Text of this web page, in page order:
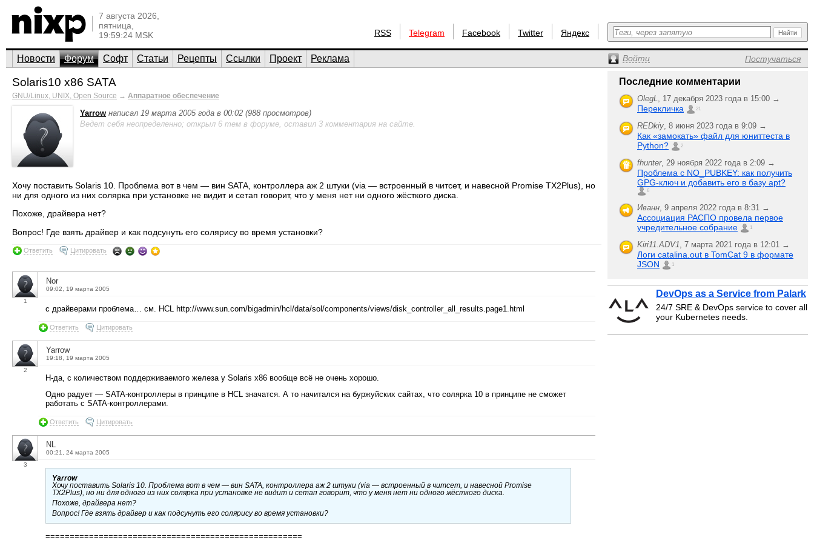
7 августа 2026,
пятница,
19:59:24 MSK
RSS Telegram Facebook Twitter Яндекс
Новости Форум Софт Статьи Рецепты Ссылки Проект Реклама Войти Постучаться
Solaris10 x86 SATA
GNU/Linux, UNIX, Open Source → Аппаратное обеспечение
Yarrow написал 19 марта 2005 года в 00:02 (988 просмотров)
Ведет себя неопределенно; открыл 6 тем в форуме, оставил 3 комментария на сайте.
Хочу поставить Solaris 10. Проблема вот в чем — вин SATA, контроллера аж 2 штуки (via — встроенный в читсет, и навесной Promise TX2Plus), но
ни для одного из них солярка при установке не видит и сетап говорит, что у меня нет ни одного жёсткого диска.
Похоже, драйвера нет?
Вопрос! Где взять драйвер и как подсунуть его солярису во время установки?
Ответить Цитировать
1
Nor
09:02, 19 марта 2005
с драйверами проблема… см. HCL http://www.sun.com/bigadmin/hcl/data/sol/components/views/disk_controller_all_results.page1.html
Ответить Цитировать
2
Yarrow
19:18, 19 марта 2005
Н-да, с количеством поддерживаемого железа у Solaris x86 вообще всё не очень хорошо.
Одно радует — SATA-контроллеры в принципе в HCL значатся. А то начитался на буржуйских сайтах, что солярка 10 в принципе не сможет
работать с SATA-контроллерами.
Ответить Цитировать
3
NL
00:21, 24 марта 2005
Yarrow
Хочу поставить Solaris 10. Проблема вот в чем — вин SATA, контроллера аж 2 штуки (via — встроенный в читсет, и навесной Promise
TX2Plus), но ни для одного из них солярка при установке не видит и сетап говорит, что у меня нет ни одного жёсткого диска.
Похоже, драйвера нет?
Вопрос! Где взять драйвер и как подсунуть его солярису во время установки?
=====================================================
Последние комментарии
OlegL, 17 декабря 2023 года в 15:00 →
Перекличка 21
REDkiy, 8 июня 2023 года в 9:09 →
Как «замокать» файл для юниттеста в
Python?
2
fhunter, 29 ноября 2022 года в 2:09 →
Проблема с NO_PUBKEY: как получить
GPG-ключ и добавить его в базу apt?
6
Иванн, 9 апреля 2022 года в 8:31 →
Ассоциация РАСПО провела первое
учредительное собрание
1
Kiri11.ADV1, 7 марта 2021 года в 12:01 →
Логи catalina.out в TomCat 9 в формате
JSON
1
DevOps as a Service from Palark
24/7 SRE & DevOps service to cover all
your Kubernetes needs.